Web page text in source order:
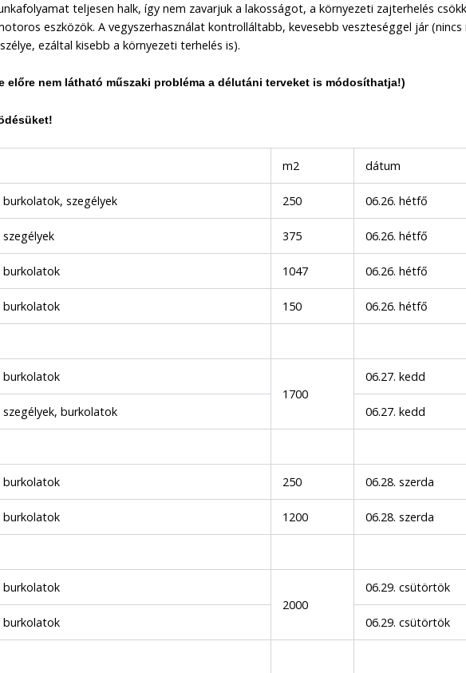
teljesen halk, így nem zavarjuk a lakosságot, a környezeti zajterhelés
eszközök. A vegyszerhasználat kontrolláltabb, kevesebb veszteséggel jár (nincs
ezáltal kisebb a környezeti terhelés is).
előre nem látható műszaki probléma a délutáni terveket is módosíthatja!)
m2 dátum
burkolatok, szegélyek 250 06.26. hétfő
szegélyek 375 06.26. hétfő
burkolatok 1047 06.26. hétfő
burkolatok 150 06.26. hétfő
burkolatok
1700
06.27. kedd
szegélyek, burkolatok 06.27. kedd
burkolatok 250 06.28. szerda
burkolatok 1200 06.28. szerda
burkolatok
2000
06.29. csütörtök
burkolatok 06.29. csütörtök